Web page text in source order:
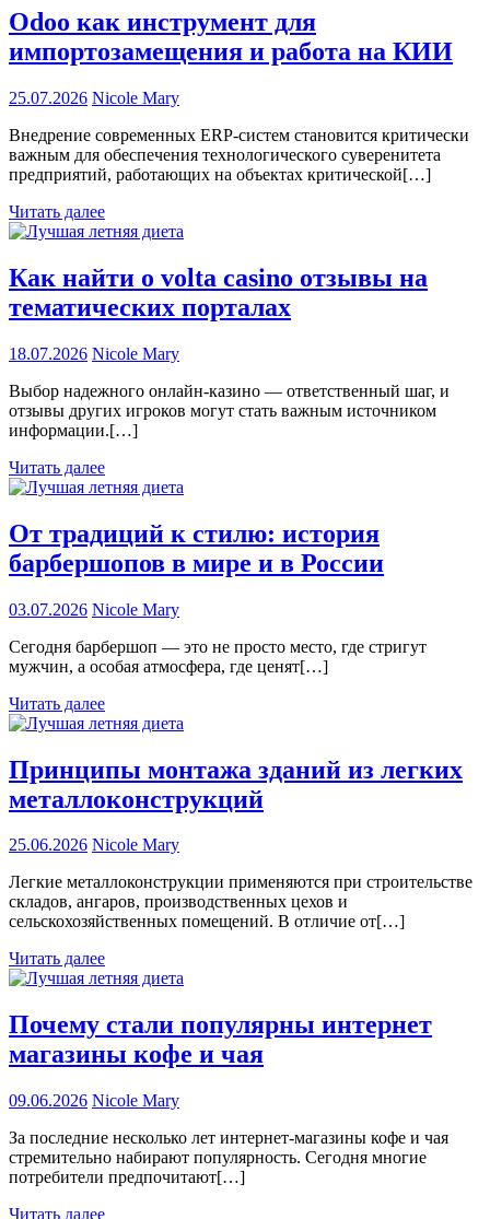
Odoo как инструмент для
импортозамещения и работа на КИИ
25.07.2026 Nicole Mary
Внедрение современных ERP-систем становится критически
важным для обеспечения технологического суверенитета
предприятий, работающих на объектах критической[…]
Читать далее
Как найти о volta casino отзывы на
тематических порталах
18.07.2026 Nicole Mary
Выбор надежного онлайн-казино — ответственный шаг, и
отзывы других игроков могут стать важным источником
информации.[…]
Читать далее
От традиций к стилю: история
барбершопов в мире и в России
03.07.2026 Nicole Mary
Сегодня барбершоп — это не просто место, где стригут
мужчин, а особая атмосфера, где ценят[…]
Читать далее
Принципы монтажа зданий из легких
металлоконструкций
25.06.2026 Nicole Mary
Легкие металлоконструкции применяются при строительстве
складов, ангаров, производственных цехов и
сельскохозяйственных помещений. В отличие от[…]
Читать далее
Почему стали популярны интернет
магазины кофе и чая
09.06.2026 Nicole Mary
За последние несколько лет интернет-магазины кофе и чая
стремительно набирают популярность. Сегодня многие
потребители предпочитают[…]
Читать далее